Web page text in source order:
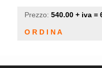
Prezzo: 540.00 + iva =
O R D I N A